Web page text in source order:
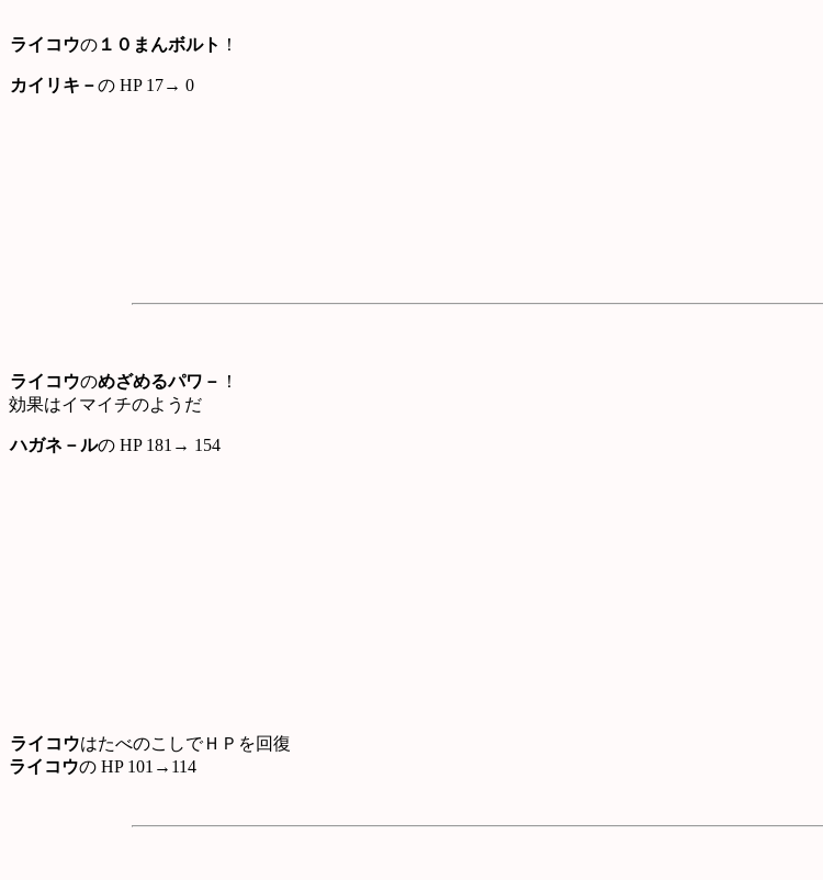
ライコウの １０まんボルト ！
カイリキ－の HP 17→ 0
ライコウのめざめるパワ－ ！
効果はイマイチのようだ
ハガネ－ルの HP 181→ 154
ライコウはたべのこしでＨＰを回復
ライコウの HP 101→114